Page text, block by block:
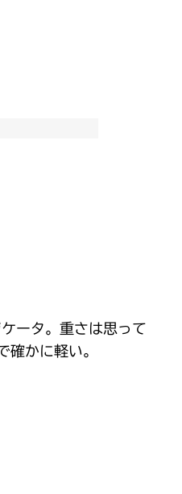
ータ。重さは思って
かに軽い。